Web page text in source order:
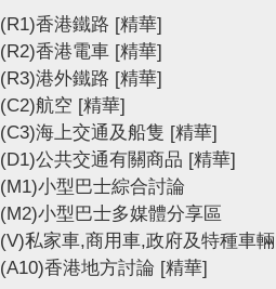
(R1)香港鐵路 [精華]
(R2)香港電車 [精華]
(R3)港外鐵路 [精華]
(C2)航空 [精華]
(C3)海上交通及船隻 [精華]
(D1)公共交通有關商品 [精華]
(M1)小型巴士綜合討論
(M2)小型巴士多媒體分享區
(V)私家車,商用車,政府及特種車輛
(A10)香港地方討論 [精華]